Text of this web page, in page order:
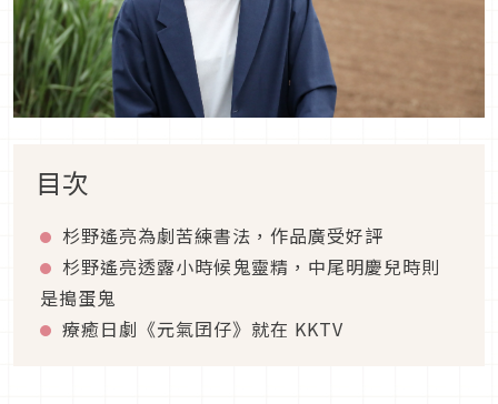
目次
杉野遙亮為劇苦練書法，作品廣受好評
杉野遙亮透露小時候鬼靈精，中尾明慶兒時則
是搗蛋鬼
療癒日劇《元氣囝仔》就在 KKTV